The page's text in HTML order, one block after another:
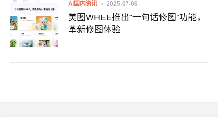
AI国内资讯 2025-07-06
美图WHEE推出“一句话修图”功能，
革新修图体验